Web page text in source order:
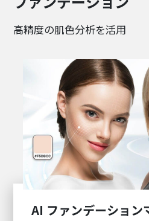
高精度の肌色分析を活用
AI ファンデーション